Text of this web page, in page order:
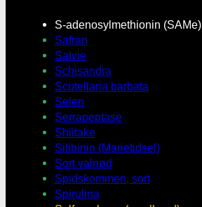
S-adenosylmethionin (SAMe)
Safran
Salvie
Schisandra
Scutellaria barbata
Selen
Serrapeptase
Shiitake
Silibinin (Marietidsel)
Sort valnød
Spidskommen, sort
Spirulina